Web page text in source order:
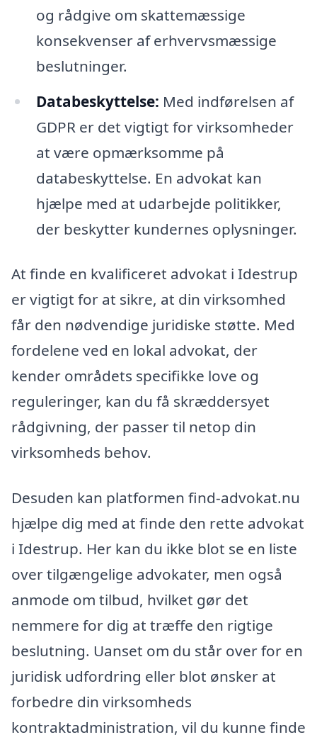
og rådgive om skattemæssige
konsekvenser af erhvervsmæssige
beslutninger.
Databeskyttelse: Med indførelsen af
GDPR er det vigtigt for virksomheder
at være opmærksomme på
databeskyttelse. En advokat kan
hjælpe med at udarbejde politikker,
der beskytter kundernes oplysninger.
At finde en kvalificeret advokat i Idestrup
er vigtigt for at sikre, at din virksomhed
får den nødvendige juridiske støtte. Med
fordelene ved en lokal advokat, der
kender områdets specifikke love og
reguleringer, kan du få skræddersyet
rådgivning, der passer til netop din
virksomheds behov.
Desuden kan platformen find-advokat.nu
hjælpe dig med at finde den rette advokat
i Idestrup. Her kan du ikke blot se en liste
over tilgængelige advokater, men også
anmode om tilbud, hvilket gør det
nemmere for dig at træffe den rigtige
beslutning. Uanset om du står over for en
juridisk udfordring eller blot ønsker at
forbedre din virksomheds
kontraktadministration, vil du kunne finde